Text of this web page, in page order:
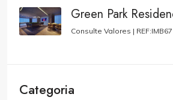
Green Park
Consulte Valores | REF:IMB67
Categoria